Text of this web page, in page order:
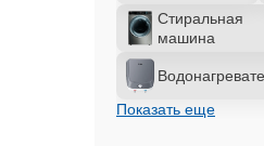
Стиральная
машина
Показать еще